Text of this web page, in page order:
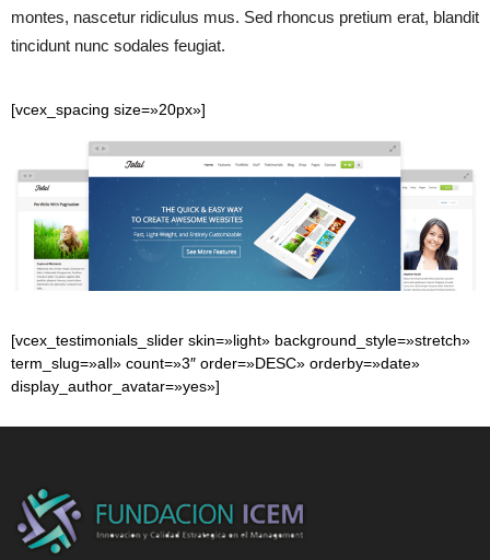
montes, nascetur ridiculus mus. Sed rhoncus pretium erat, blandit
tincidunt nunc sodales feugiat.
[vcex_spacing size=»20px»]
[vcex_testimonials_slider skin=»light» background_style=»stretch»
term_slug=»all» count=»3″ order=»DESC» orderby=»date»
display_author_avatar=»yes»]